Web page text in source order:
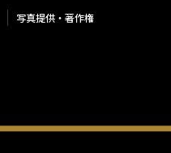
写真提供・著作権